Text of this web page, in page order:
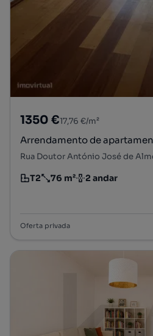
1350 €17,76 €/m²
Arrendamento de
Tipologia
T2
Preço por metro quadrado
76 m²
Andar 2 andar
Oferta privada